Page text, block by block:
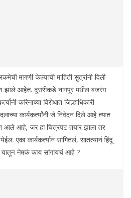
मागणी केल्याची माहिती सुत्रांनी दिली
झाले आहेत. दुसरीकडे नागपूर मधील बजरंग
करिनाच्या विरोधात जिल्हाधिकारी
कार्यकर्त्यांनी जे निवेदन दिले आहे त्यात
आले आहे, जर हा चित्रपट तयार झाला तर
एका कार्यकर्त्यानं सांगितलं, सातत्यानं हिंदू
यातून नेमकं काय सांगायचं आहे ?